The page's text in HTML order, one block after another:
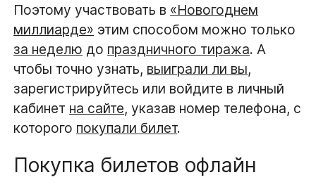
Поэтому участвовать в «Новогоднем
миллиарде» этим способом можно только
за неделю до праздничного тиража. А
чтобы точно узнать, выиграли ли вы,
зарегистрируйтесь или войдите в личный
кабинет на сайте, указав номер телефона, с
которого покупали билет.
Покупка билетов офлайн